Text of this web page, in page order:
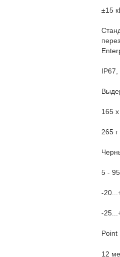
±15
IP67,
165
265 г
5 -
-
-
12